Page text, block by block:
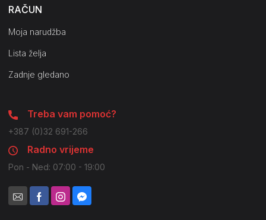
RAČUN
Moja narudžba
Lista želja
Zadnje gledano
Treba vam pomoć?
+387 (0)32 691-266
Radno vrijeme
Pon - Ned: 07:00 - 19:00